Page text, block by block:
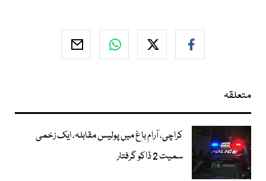
متعلقہ
کراچی، آرام باغ میں پولیس مقابلہ، ایک زخمی
سمیت 2 ڈاکو گرفتار